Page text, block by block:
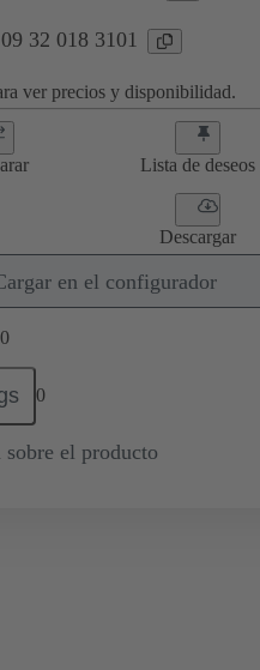
32 018 3101
ver precios y disponibilidad.
Lista de deseos
Descargar
en el configurador
0
0
sobre el producto